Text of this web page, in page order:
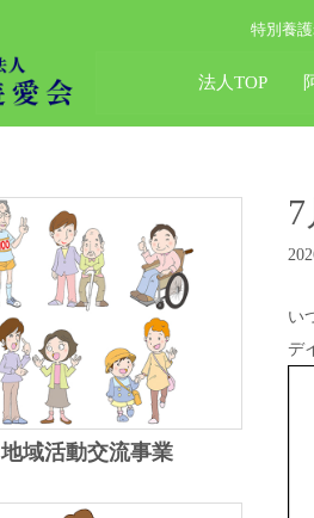
特別養
法人TOP
い
デ
地域活動交流事業